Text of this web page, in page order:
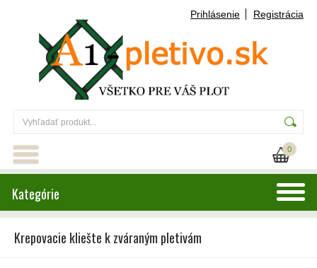
Prihlásenie Registrácia
0
Kategórie
Krepovacie kliešte k zváraným pletivám